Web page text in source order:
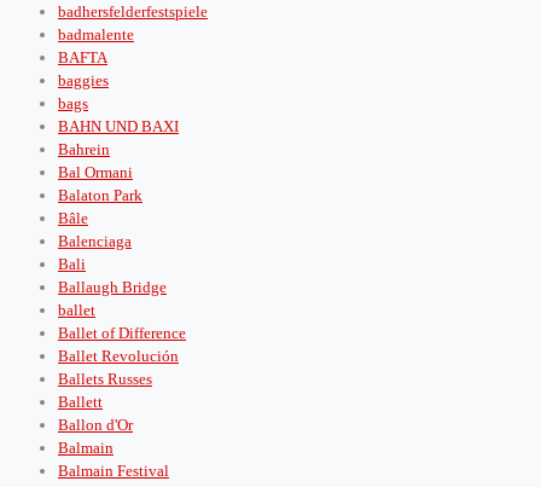
badhersfelderfestspiele
badmalente
BAFTA
baggies
bags
BAHN UND BAXI
Bahrein
Bal Ormani
Balaton Park
Bâle
Balenciaga
Bali
Ballaugh Bridge
ballet
Ballet of Difference
Ballet Revolución
Ballets Russes
Ballett
Ballon d'Or
Balmain
Balmain Festival